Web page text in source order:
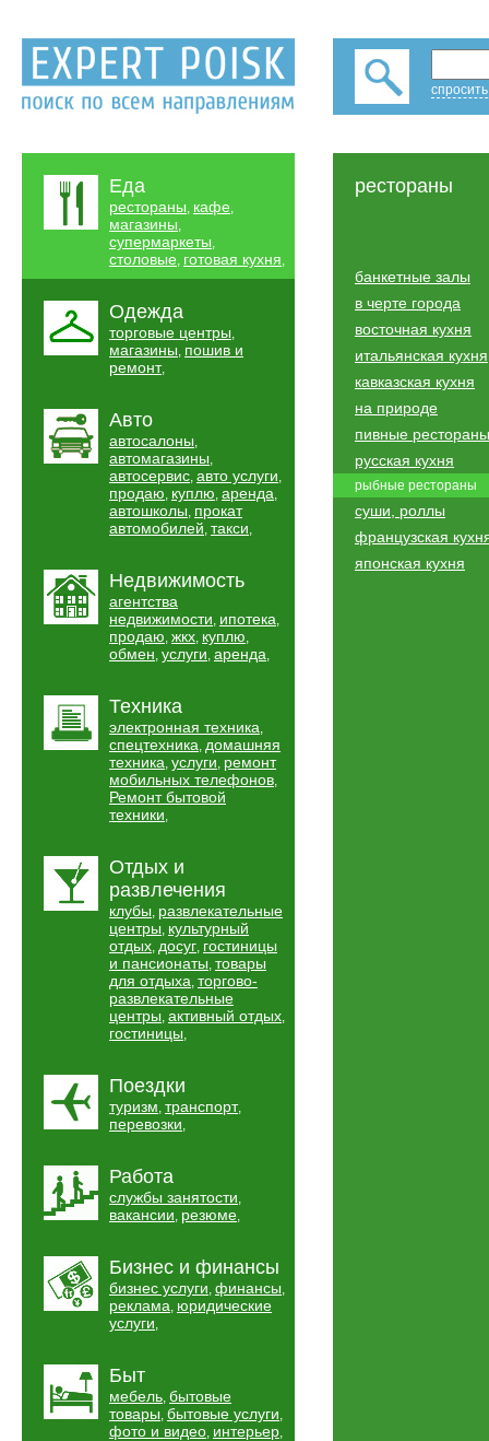
Еда
рестораны, кафе,
магазины,
супермаркеты,
столовые, готовая кухня,
Одежда
торговые центры,
магазины, пошив и
ремонт,
Авто
автосалоны,
автомагазины,
автосервис, авто услуги,
продаю, куплю, аренда,
автошколы, прокат
автомобилей, такси,
Недвижимость
агентства
недвижимости, ипотека,
продаю, жкх, куплю,
обмен, услуги, аренда,
Техника
электронная техника,
спецтехника, домашняя
техника, услуги, ремонт
мобильных телефонов,
Ремонт бытовой
техники,
Отдых и
развлечения
клубы, развлекательные
центры, культурный
отдых, досуг, гостиницы
и пансионаты, товары
для отдыха, торгово-
развлекательные
центры, активный отдых,
гостиницы,
Поездки
туризм, транспорт,
перевозки,
Работа
службы занятости,
вакансии, резюме,
Бизнес и финансы
бизнес услуги, финансы,
реклама, юридические
услуги,
Быт
мебель, бытовые
товары, бытовые услуги,
фото и видео, интерьер,
рестораны
банкетные залы
в черте города
восточная кухня
итальянская кухня
кавказская кухня
на природе
пивные рестораны
русская кухня
рыбные рестораны
суши, роллы
французская
японская кухня